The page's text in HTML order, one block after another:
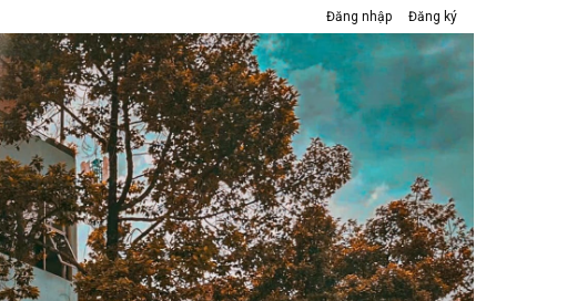
Đăng nhập Đăng ký